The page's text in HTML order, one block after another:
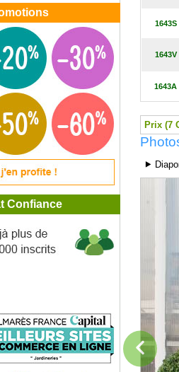
Confiance
Plante des savetiers
cordées Snowtime
feuilles
rose
bruyère
1643S
1643V
1643A
Prix (7
⯈